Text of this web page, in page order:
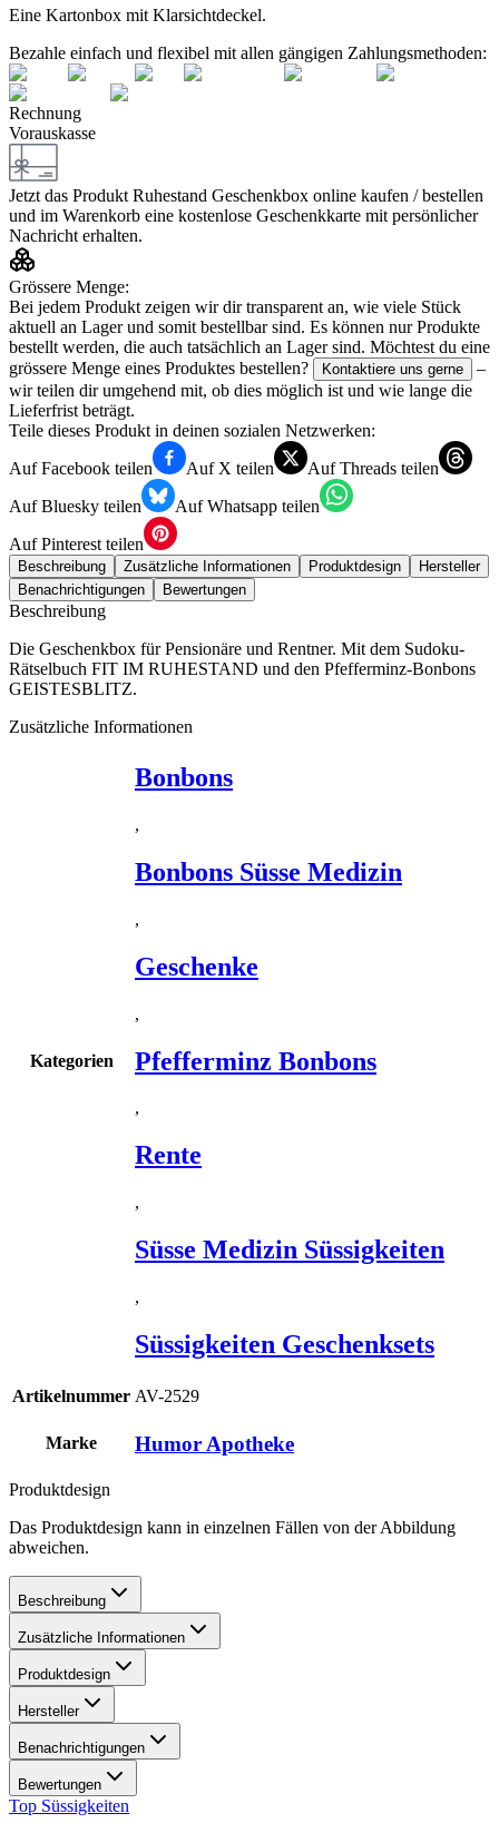
Eine Kartonbox mit Klarsichtdeckel.
Bezahle einfach und flexibel mit allen gängigen Zahlungsmethoden:
Rechnung
Vorauskasse
Jetzt das Produkt Ruhestand Geschenkbox online kaufen / bestellen
und im Warenkorb eine kostenlose Geschenkkarte mit persönlicher
Nachricht erhalten.
Grössere Menge:
Bei jedem Produkt zeigen wir dir transparent an, wie viele Stück
aktuell an Lager und somit bestellbar sind. Es können nur Produkte
bestellt werden, die auch tatsächlich an Lager sind. Möchtest du eine
grössere Menge eines Produktes bestellen?
Kontaktiere uns gerne
–
wir teilen dir umgehend mit, ob dies möglich ist und wie lange die
Lieferfrist beträgt.
Teile dieses Produkt in deinen sozialen Netzwerken:
Auf Facebook teilen
Auf X teilen
Auf Threads teilen
Auf Bluesky teilen
Auf Whatsapp teilen
Auf Pinterest teilen
Beschreibung Zusätzliche Informationen Produktdesign
Hersteller
Benachrichtigungen
Bewertungen
Beschreibung
Die Geschenkbox für Pensionäre und Rentner. Mit dem Sudoku-
Rätselbuch FIT IM RUHESTAND und den Pfefferminz-Bonbons
GEISTESBLITZ.
Zusätzliche Informationen
Kategorien
Bonbons
,
Bonbons Süsse Medizin
,
Geschenke
,
Pfefferminz Bonbons
,
Rente
,
Süsse Medizin Süssigkeiten
,
Süssigkeiten Geschenksets
Artikelnummer AV-2529
Marke Humor Apotheke
Produktdesign
Das Produktdesign kann in einzelnen Fällen von der Abbildung
abweichen.
Beschreibung
Zusätzliche Informationen
Produktdesign
Hersteller
Benachrichtigungen
Bewertungen
Top Süssigkeiten